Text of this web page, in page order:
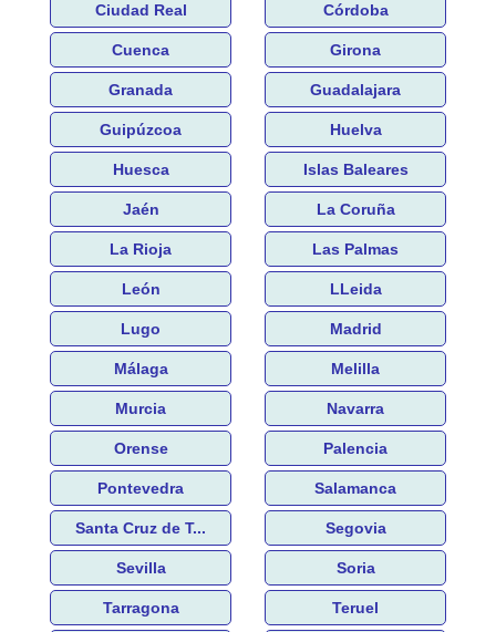
Ciudad Real Córdoba
Cuenca Girona
Granada Guadalajara
Guipúzcoa Huelva
Huesca Islas Baleares
Jaén La Coruña
La Rioja Las Palmas
León LLeida
Lugo Madrid
Málaga Melilla
Murcia Navarra
Orense Palencia
Pontevedra Salamanca
Santa Cruz de T... Segovia
Sevilla Soria
Tarragona Teruel